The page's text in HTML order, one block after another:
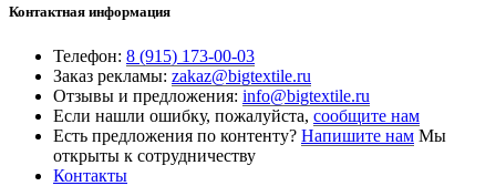
Контактная информация
Телефон: 8 (915) 173-00-03
Заказ рекламы: zakaz@bigtextile.ru
Отзывы и предложения: info@bigtextile.ru
Если нашли ошибку, пожалуйста, сообщите нам
Есть предложения по контенту? Напишите нам Мы
открыты к сотрудничеству
Контакты